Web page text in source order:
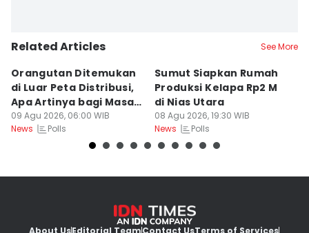
Related Articles See More
Orangutan Ditemukan
di Luar Peta Distribusi,
Apa Artinya bagi Masa
Depan Konservasi?
09 Agu 2026, 06:00 WIB
News
Polls
Sumut Siapkan Rumah
Produksi Kelapa Rp2 M
di Nias Utara
08 Agu 2026, 19:30 WIB
News
Polls
About UsEditorial TeamContact UsTerms of Services